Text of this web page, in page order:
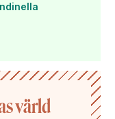
värld